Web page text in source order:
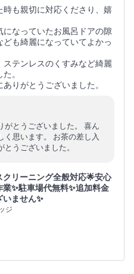
時も親切に対応くださり、嬉
なっていたお風呂ドアの隙
も綺麗になっていてよかっ
ステンレスのくすみなど綺麗
。
りがとうございました。
がとうございました。 喜ん
く思います。 お茶の差し入
うございました。
クリーニング全般対応🌟安心
業✨️駐車場代無料✨️追加料金
いません✨
ジ